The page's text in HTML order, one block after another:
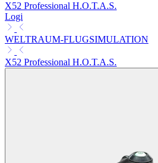
X52 Professional H.O.T.A.S.
Logi
WELTRAUM-FLUGSIMULATION
X52 Professional H.O.T.A.S.